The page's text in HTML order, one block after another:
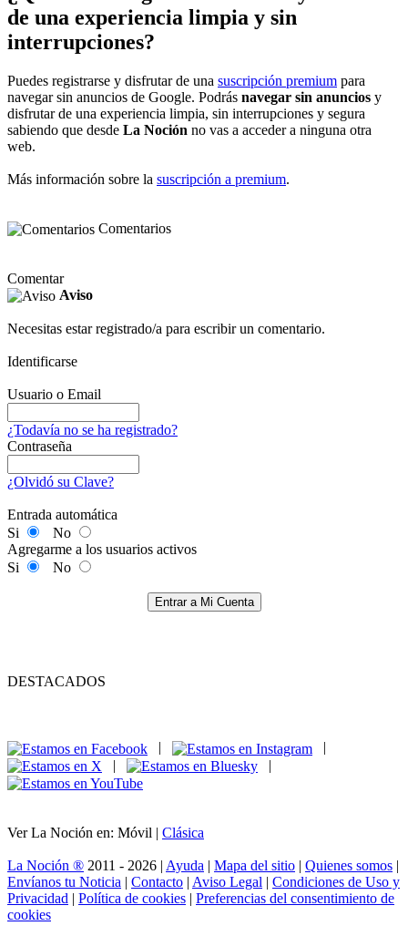
de una experiencia limpia y sin
interrupciones?
Puedes registrarse y disfrutar de una suscripción premium para
navegar sin anuncios de Google. Podrás navegar sin anuncios y
disfrutar de una experiencia limpia, sin interrupciones y segura
sabiendo que desde La Noción no vas a acceder a ninguna otra
web.
Más información sobre la suscripción a premium.
Comentarios
Comentar
Aviso
Necesitas estar registrado/a para escribir un comentario.
Identificarse
Usuario o Email
¿Todavía no se ha registrado?
Contraseña
¿Olvidó su Clave?
Entrada automática
Si
No
Agregarme a los usuarios activos
Si
No
Entrar a Mi Cuenta
DESTACADOS
|
|
Ver La Noción en: Móvil | Clásica
La Noción ® 2011 - 2026 | Ayuda | Mapa del sitio | Quienes somos |
Envíanos tu Noticia | Contacto | Aviso Legal | Condiciones de Uso y
Privacidad | Política de cookies | Preferencias del consentimiento de
cookies